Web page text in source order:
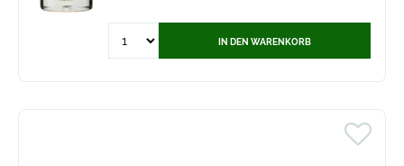
for
Alexander
IN DEN WARENKORB